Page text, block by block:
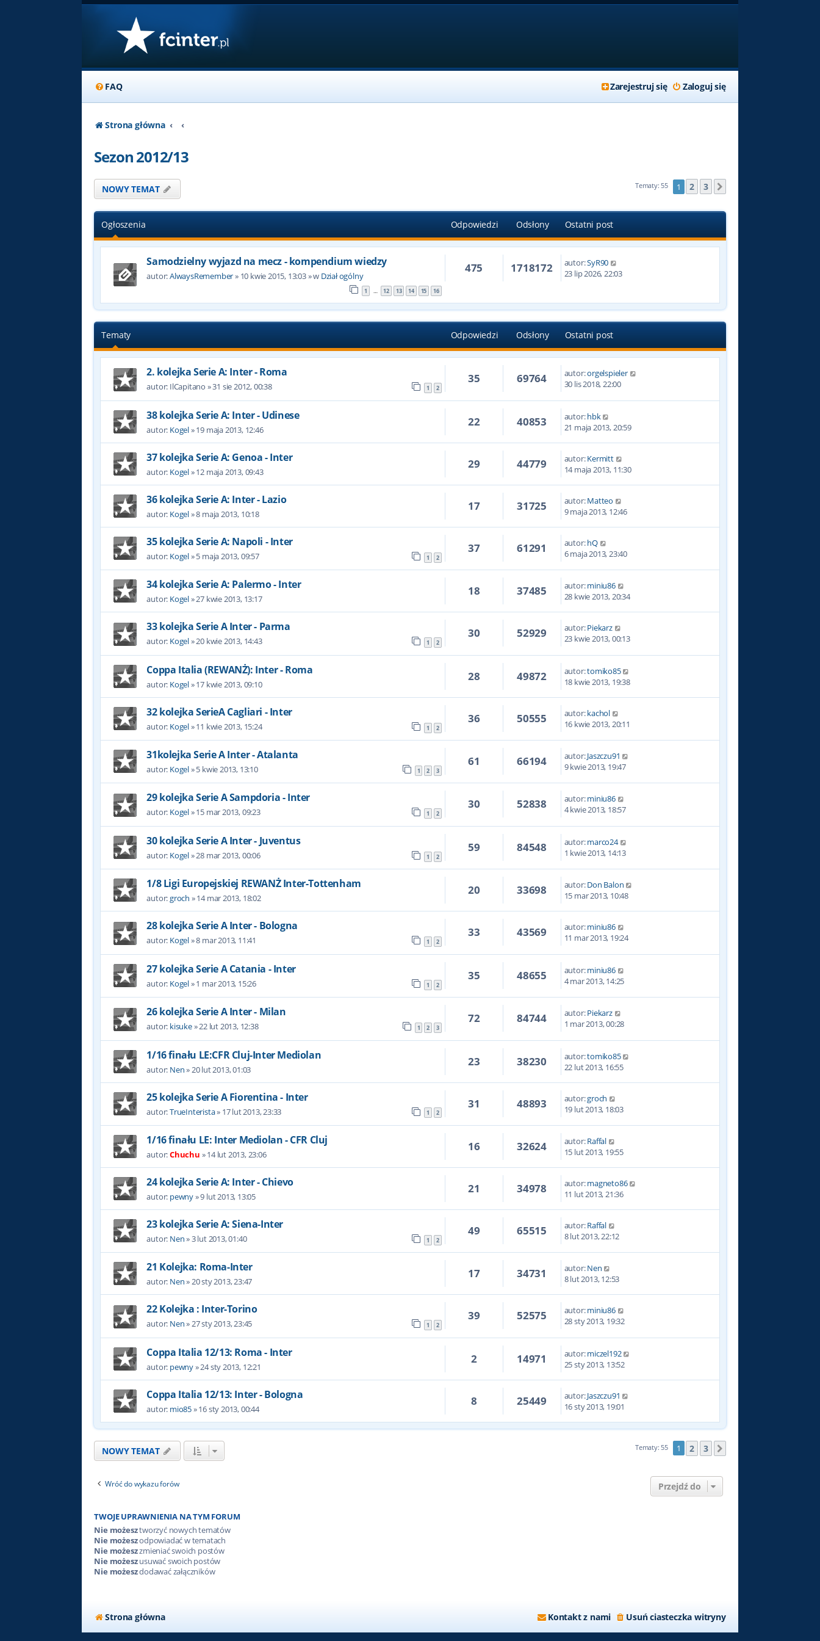
FAQ Zaloguj się
Zarejestruj się
Strona główna
Sezon 2012/13
NOWY TEMAT Tematy: 55 1 2 3
Ogłoszenia Odpowiedzi Odsłony Ostatni post
Samodzielny wyjazd na mecz - kompendium wiedzy
autor:AlwaysRemember» 10 kwie 2015, 13:03» w Dział ogólny
1 … 12 13 14 15 16
475 1718172 autor:SyR90
23 lip 2026, 22:03
Tematy Odpowiedzi Odsłony Ostatni post
2. kolejka Serie A: Inter - Roma
autor: IlCapitano »31 sie 2012, 00:38 1 2
35 69764 autor:orgelspieler
30 lis 2018, 22:00
38 kolejka Serie A: Inter - Udinese
autor: Kogel»19 maja 2013, 12:46
22 40853 autor:hbk
21 maja 2013, 20:59
37 kolejka Serie A: Genoa - Inter
autor: Kogel»12 maja 2013, 09:43
29 44779 autor:Kermitt
14 maja 2013, 11:30
36 kolejka Serie A: Inter - Lazio
autor: Kogel»8 maja 2013, 10:18
17 31725 autor:Matteo
9 maja 2013, 12:46
35 kolejka Serie A: Napoli - Inter
autor: Kogel»5 maja 2013, 09:57 1 2
37 61291 autor:hQ
6 maja 2013, 23:40
34 kolejka Serie A: Palermo - Inter
autor: Kogel»27 kwie 2013, 13:17
18 37485 autor:miniu86
28 kwie 2013, 20:34
33 kolejka Serie A Inter - Parma
autor: Kogel»20 kwie 2013, 14:43 1 2
30 52929 autor:Piekarz
23 kwie 2013, 00:13
Coppa Italia (REWANŻ): Inter - Roma
autor: Kogel»17 kwie 2013, 09:10
28 49872 autor:tomiko85
18 kwie 2013, 19:38
32 kolejka SerieA Cagliari - Inter
autor: Kogel»11 kwie 2013, 15:24 1 2
36 50555 autor:kachol
16 kwie 2013, 20:11
31kolejka Serie A Inter - Atalanta
autor: Kogel»5 kwie 2013, 13:10 1 2 3
61 66194 autor:Jaszczu91
9 kwie 2013, 19:47
29 kolejka Serie A Sampdoria - Inter
autor: Kogel»15 mar 2013, 09:23 1 2
30 52838 autor:miniu86
4 kwie 2013, 18:57
30 kolejka Serie A Inter - Juventus
autor: Kogel»28 mar 2013, 00:06 1 2
59 84548 autor:marco24
1 kwie 2013, 14:13
1/8 Ligi Europejskiej REWANŻ Inter-Tottenham
autor:groch »14 mar 2013, 18:02
20 33698 autor:Don Balon
15 mar 2013, 10:48
28 kolejka Serie A Inter - Bologna
autor: Kogel»8 mar 2013, 11:41 1 2
33 43569 autor:miniu86
11 mar 2013, 19:24
27 kolejka Serie A Catania - Inter
autor: Kogel»1 mar 2013, 15:26 1 2
35 48655 autor:miniu86
4 mar 2013, 14:25
26 kolejka Serie A Inter - Milan
autor: kisuke»22 lut 2013, 12:38 1 2 3
72 84744 autor:Piekarz
1 mar 2013, 00:28
1/16 finału LE:CFR Cluj-Inter Mediolan
autor: Nen» 20 lut 2013, 01:03
23 38230 autor:tomiko85
22 lut 2013, 16:55
25 kolejka Serie A Fiorentina - Inter
autor:TrueInterista» 17 lut 2013, 23:33 1 2
31 48893 autor:groch
19 lut 2013, 18:03
1/16 finału LE: Inter Mediolan - CFR Cluj
autor:Chuchu »14 lut 2013, 23:06
16 32624 autor:Raffal
15 lut 2013, 19:55
24 kolejka Serie A: Inter - Chievo
autor: pewny»9 lut 2013, 13:05
21 34978 autor:magneto86
11 lut 2013, 21:36
23 kolejka Serie A: Siena-Inter
autor: Nen»3 lut 2013, 01:40 1 2
49 65515 autor:Raffal
8 lut 2013, 22:12
21 Kolejka: Roma-Inter
autor: Nen»20 sty 2013, 23:47
17 34731 autor:Nen
8 lut 2013, 12:53
22 Kolejka : Inter-Torino
autor: Nen»27 sty 2013, 23:45 1 2
39 52575 autor:miniu86
28 sty 2013, 19:32
Coppa Italia 12/13: Roma - Inter
autor: pewny»24 sty 2013, 12:21
2 14971 autor:miczel192
25 sty 2013, 13:52
Coppa Italia 12/13: Inter - Bologna
autor: mio85»16 sty 2013, 00:44
8 25449 autor:Jaszczu91
16 sty 2013, 19:01
NOWY TEMAT Tematy: 55 1 2 3
Wróć do wykazu forów Przejdź do
TWOJE UPRAWNIENIA NA TYM FORUM
Nie możesztworzyć nowych tematów
Nie możeszodpowiadać w tematach
Nie możeszzmieniać swoich postów
Nie możeszusuwać swoich postów
Nie możeszdodawać załączników
Strona główna Usuń ciasteczka witryny
Kontakt z nami